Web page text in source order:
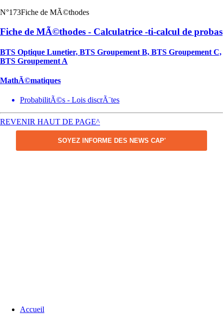
N°173Fiche de MÃ©thodes
Fiche de MÃ©thodes - Calculatrice -ti-calcul de probas
BTS Optique Lunetier, BTS Groupement B, BTS Groupement C,
BTS Groupement A
MathÃ©matiques
ProbabilitÃ©s - Lois discrÃ¨tes
REVENIR HAUT DE PAGE^
SOYEZ INFORME DES NEWS CAP'
Accueil